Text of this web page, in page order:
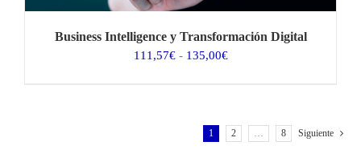
Business Intelligence y Transformación Digital
111,57€ - 135,00€Rango
111,57€
hasta
1 2 … 8 Siguiente